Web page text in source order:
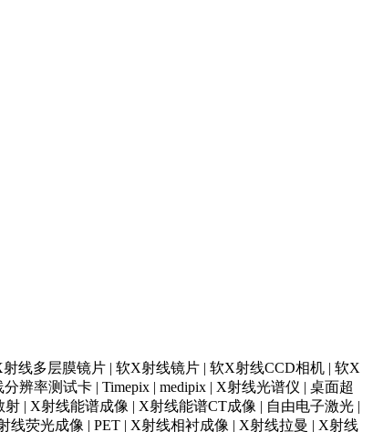
线多层膜镜片 | 软X射线镜片 | 软X射线CCD相机 | 软X
率测试卡 | Timepix | medipix | X射线光谱仪 | 桌面超
| X射线能谱成像 | X射线能谱CT成像 | 自由电子激光 |
荧光成像 | PET | X射线相衬成像 | X射线拉曼 | X射线